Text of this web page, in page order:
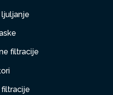
filtracije
filtracije